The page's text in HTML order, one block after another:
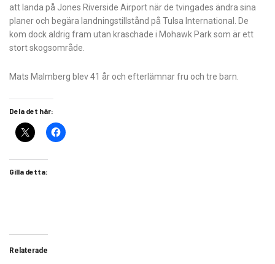
att landa på Jones Riverside Airport när de tvingades ändra sina
planer och begära landningstillstånd på Tulsa International. De
kom dock aldrig fram utan kraschade i Mohawk Park som är ett
stort skogsområde.
Mats Malmberg blev 41 år och efterlämnar fru och tre barn.
Dela det här:
Gilla detta:
Relaterade